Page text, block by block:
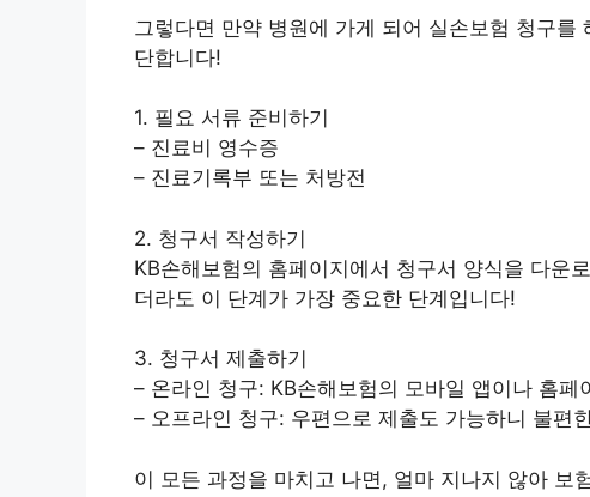
그렇다면 만약 병원에 가게 되어 실손보험 청구
단합니다!
1. 필요 서류 준비하기
– 진료비 영수증
– 진료기록부 또는 처방전
2. 청구서 작성하기
KB손해보험의 홈페이지에서 청구서 양식을 다운
더라도 이 단계가 가장 중요한 단계입니다!
3. 청구서 제출하기
– 온라인 청구: KB손해보험의 모바일 앱이나 홈페
– 오프라인 청구: 우편으로 제출도 가능하니 불편
이 모든 과정을 마치고 나면, 얼마 지나지 않아 보